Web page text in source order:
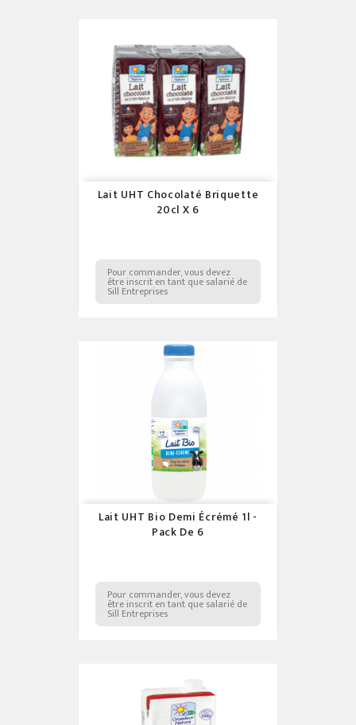
Lait UHT Chocolaté Briquette
20cl X 6
Pour commander, vous devez
être inscrit en tant que salarié de
Sill Entreprises
Lait UHT Bio Demi Écrémé 1l -
Pack De 6
Pour commander, vous devez
être inscrit en tant que salarié de
Sill Entreprises